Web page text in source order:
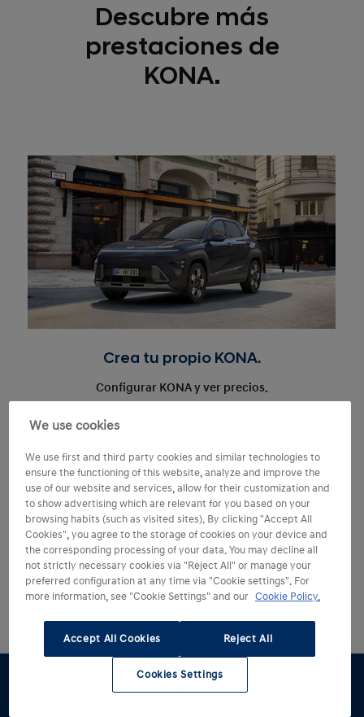
Descubre más
prestaciones de
KONA.
Crea tu propio KONA.
Configurar KONA y ver precios.
We use cookies
We use first and third party cookies and similar technologies to
ensure the functioning of this website, analyze and improve the
use of our website and services, allow for their customization and
to show advertising which are relevant for you based on your
browsing habits (such as visited sites). By clicking "Accept All
Cookies", you agree to the storage of cookies on your device and
the corresponding processing of your data. You may decline all
not strictly necessary cookies via "Reject All" or manage your
preferred configuration at any time via "Cookie settings". For
more information, see "Cookie Settings" and our Cookie Policy.
Accept All Cookies Reject All
Cookies Settings